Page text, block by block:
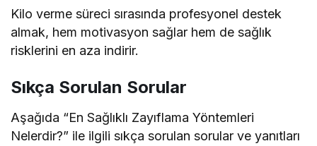
Kilo verme süreci sırasında profesyonel destek
almak, hem motivasyon sağlar hem de sağlık
risklerini en aza indirir.
Sıkça Sorulan Sorular
Aşağıda “En Sağlıklı Zayıflama Yöntemleri
Nelerdir?” ile ilgili sıkça sorulan sorular ve yanıtları